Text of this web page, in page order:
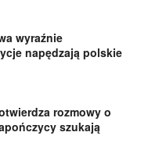
wyraźnie
napędzają polskie
rozmowy o
szukają